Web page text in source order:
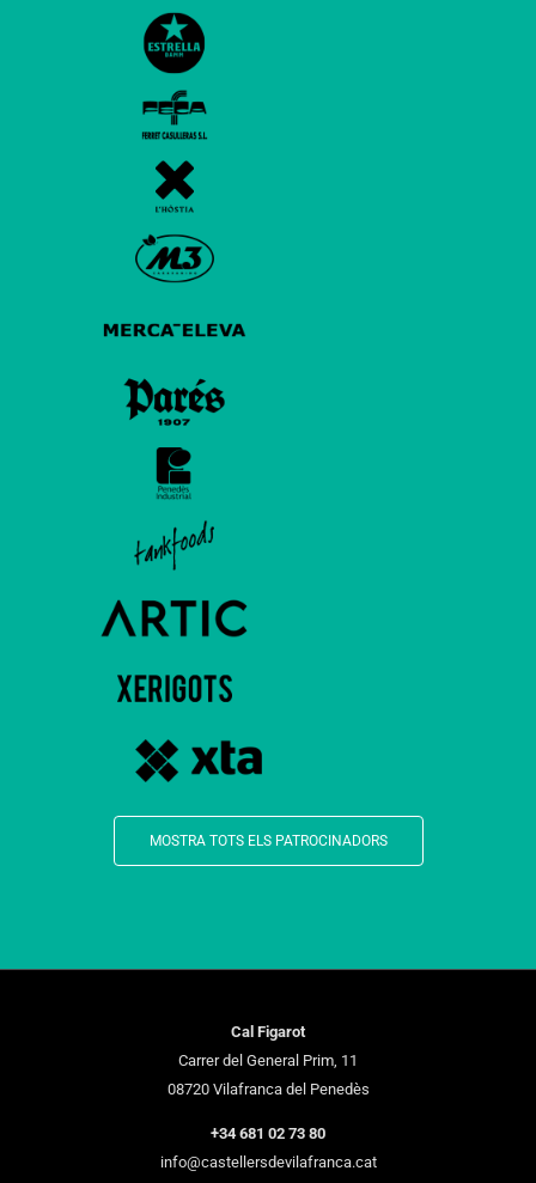
MOSTRA TOTS ELS PATROCINADORS
Cal Figarot
Carrer del General Prim, 11
08720 Vilafranca del Penedès
+34 681 02 73 80
info@castellersdevilafranca.cat